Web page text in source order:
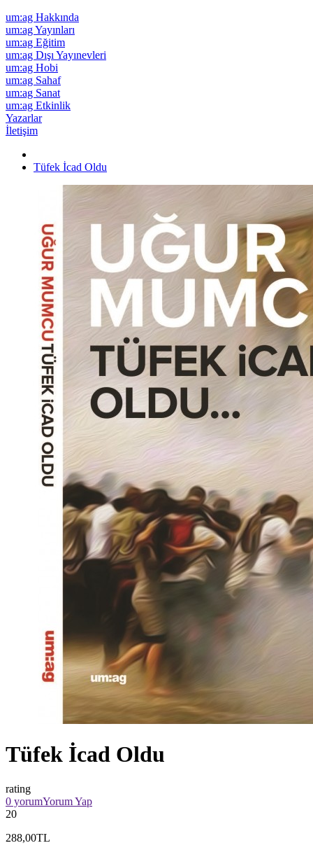
um:ag Hakkında
um:ag Yayınları
um:ag Eğitim
um:ag Dışı Yayınevleri
um:ag Hobi
um:ag Sahaf
um:ag Sanat
um:ag Etkinlik
Yazarlar
İletişim
Tüfek İcad Oldu
Tüfek İcad Oldu
rating
0 yorumYorum Yap
20
288,00TL